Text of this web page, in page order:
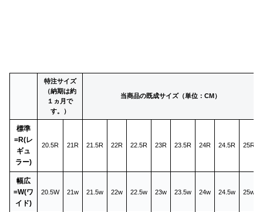
特注サイズ
（納期は約
１ヵ月で
す。）
当商品の既成サイズ（単位：CM）
標準
=R(レ
ギュ
ラー)
20.5R 21R 21.5R 22R 22.5R 23R 23.5R 24R 24.5R 25R
幅広
=W(ワ
イド)
20.5W 21w 21.5w 22w 22.5w 23w 23.5w 24w 24.5w 25w